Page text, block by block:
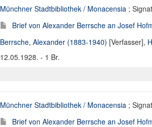
Münchner Stadtbibliothek / Monacensia ;
Brief von Alexander Berrsche an Josef
Berrsche, Alexander (1883-1940) [Verfasser],
12.05.1928. - 1 Br.
Münchner Stadtbibliothek / Monacensia ;
Brief von Alexander Berrsche an Josef